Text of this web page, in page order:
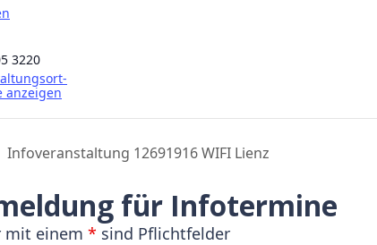
3220
anzeigen
Infoveranstaltung 12691916 WIFI Lienz
für Infotermine
mit einem * sind Pflichtfelder